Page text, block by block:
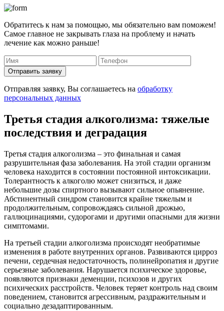
Обратитесь к нам за помощью, мы обязательно вам поможем!
Самое главное не закрывать глаза на проблему и начать
лечение как можно раньше!
Отправить заявку
Отправляя заявку, Вы соглашаетесь на обработку
персональных данных
Третья стадия алкоголизма: тяжелые
последствия и деградация
Третья стадия алкоголизма – это финальная и самая
разрушительная фаза заболевания. На этой стадии организм
человека находится в состоянии постоянной интоксикации.
Толерантность к алкоголю может снизиться, и даже
небольшие дозы спиртного вызывают сильное опьянение.
Абстинентный синдром становится крайне тяжелым и
продолжительным, сопровождаясь сильной дрожью,
галлюцинациями, судорогами и другими опасными для жизни
симптомами.
На третьей стадии алкоголизма происходят необратимые
изменения в работе внутренних органов. Развиваются цирроз
печени, сердечная недостаточность, полинейропатия и другие
серьезные заболевания. Нарушается психическое здоровье,
появляются признаки деменции, психозов и других
психических расстройств. Человек теряет контроль над своим
поведением, становится агрессивным, раздражительным и
социально дезадаптированным.